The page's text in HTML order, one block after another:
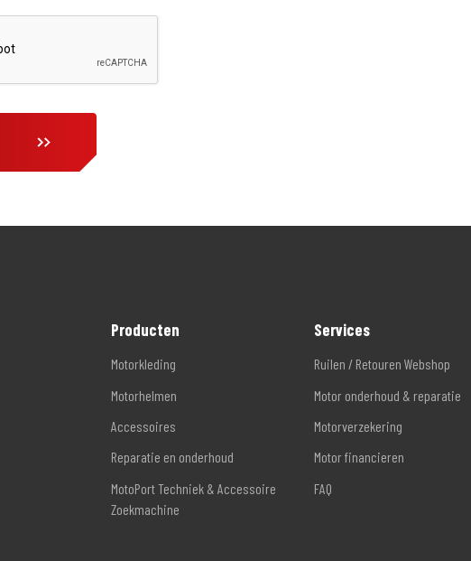
Producten
Motorkleding
Motorhelmen
Accessoires
Reparatie en onderhoud
MotoPort Techniek & Accessoire
Zoekmachine
Services
Ruilen / Retouren Webshop
Motor onderhoud & reparatie
Motorverzekering
Motor financieren
FAQ